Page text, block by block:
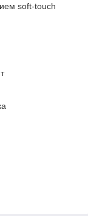
soft-touch